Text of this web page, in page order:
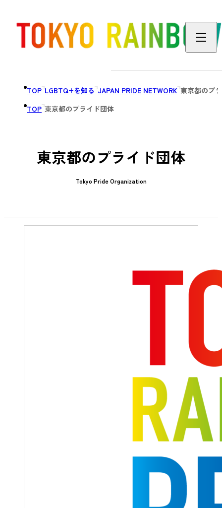
TOP LGBTQ+を知る JAPAN PRIDE NETWORK 東京都のプ
TOP 東京都のプライド団体
東京都のプライド団体
Tokyo Pride Organization